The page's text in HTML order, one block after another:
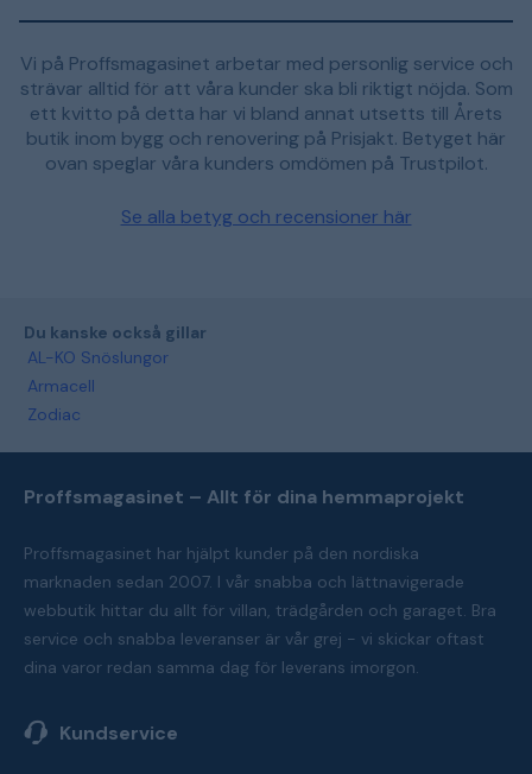
Vi på Proffsmagasinet arbetar med personlig service och
strävar alltid för att våra kunder ska bli riktigt nöjda. Som
ett kvitto på detta har vi bland annat utsetts till Årets
butik inom bygg och renovering på Prisjakt. Betyget här
ovan speglar våra kunders omdömen på Trustpilot.
Se alla betyg och recensioner här
Du kanske också gillar
AL-KO Snöslungor
Armacell
Zodiac
Proffsmagasinet – Allt för dina hemmaprojekt
Proffsmagasinet har hjälpt kunder på den nordiska
marknaden sedan 2007. I vår snabba och lättnavigerade
webbutik hittar du allt för villan, trädgården och garaget. Bra
service och snabba leveranser är vår grej - vi skickar oftast
dina varor redan samma dag för leverans imorgon.
Kundservice